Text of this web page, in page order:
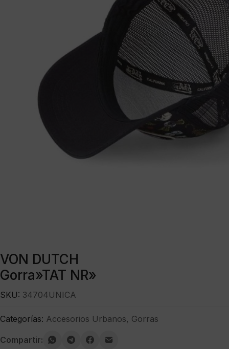
VON DUTCH
Gorra»TAT NR»
SKU: 34704UNICA
Categorías: Accesorios Urbanos, Gorras
Compartir: